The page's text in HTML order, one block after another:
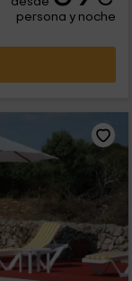
persona y noche